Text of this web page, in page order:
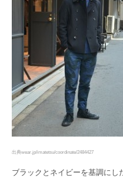
出典wear.jp/imatetsu/coordinate/2484427
ブラックとネイビーを基調にし